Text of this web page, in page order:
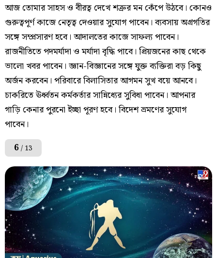
আজ তোমার সাহস ও বীরত্ব দেখে শত্রুর মন কেঁপে উঠবে। কোনও
গুরুত্বপূর্ণ কাজে নেতৃত্ব দেওয়ার সুযোগ পাবেন। ব্যবসায় অগ্রগতির
সঙ্গে সম্প্রসারণ হবে। আদালতের কাজে সাফল্য পাবেন।
রাজনীতিতে পদমর্যাদা ও মর্যাদা বৃদ্ধি পাবে। প্রিয়জনের কাছ থেকে
ভালো খবর পাবেন। জ্ঞান-বিজ্ঞানের সঙ্গে যুক্ত ব্যক্তিরা বড় কিছু
অর্জন করবেন। পরিবারে বিলাসিতার আগমন সুখ বয়ে আনবে।
চাকরিতে ঊর্ধ্বতন কর্মকর্তার সান্নিধ্যের সুবিধা পাবেন। আপনার
গাড়ি কেনার পুরনো ইচ্ছা পূরণ হবে। বিদেশ ভ্রমণের সুযোগ
পাবেন।
6/ 13